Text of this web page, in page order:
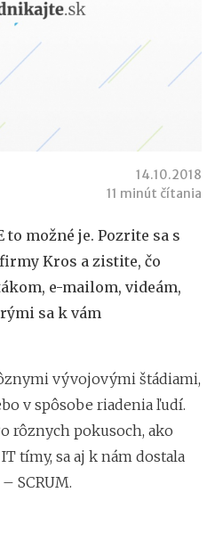
14.10.2018
11 minút čítania
to možné je. Pozrite sa s
Kros a zistite, čo
e-mailom, videám,
sa k vám
vývojovými štádiami,
v spôsobe riadenia ľudí.
rôznych pokusoch, ako
tímy, sa aj k nám dostala
SCRUM.